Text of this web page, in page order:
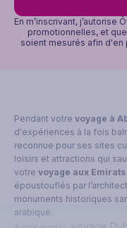
En m’inscrivant, j’autorise
promotionnelles, et
soient mesurés afin d'en
Pendant votre voyage à
d'expériences à la fois
reconnue pour ses sites
loisirs et attractions qui
votre voyage aux
époustouflés par
monuments historiques
arabique.